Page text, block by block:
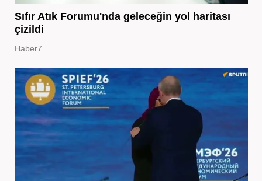
Sıfır Atık Forumu'nda geleceğin yol haritası
çizildi
Haber7